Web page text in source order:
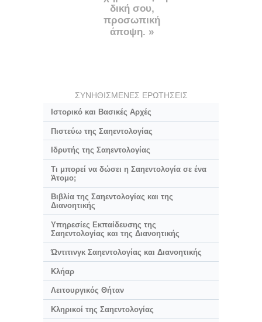
δική σου,
προσωπική
άποψη. »
ΣΥΝΗΘΙΣΜΕΝΕΣ ΕΡΩΤΗΣΕΙΣ
Ιστορικό και Βασικές Αρχές
Πιστεύω της Σαηεντολογίας
Ιδρυτής της Σαηεντολογίας
Τι μπορεί να δώσει η Σαηεντολογία σε ένα
Άτομο;
Βιβλία της Σαηεντολογίας και της
Διανοητικής
Υπηρεσίες Εκπαίδευσης της
Σαηεντολογίας και της Διανοητικής
Ώντιτινγκ Σαηεντολογίας και Διανοητικής
Κλήαρ
Λειτουργικός Θήταν
Κληρικοί της Σαηεντολογίας